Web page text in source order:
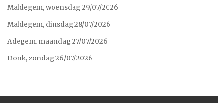
Maldegem, woensdag 29/07/2026
Maldegem, dinsdag 28/07/2026
Adegem, maandag 27/07/2026
Donk, zondag 26/07/2026